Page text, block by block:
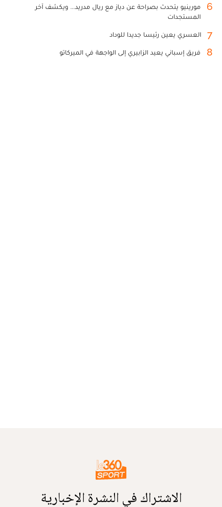
6
مورينيو يتحدث بصراحة عن دياز مع ريال مدريد... ويكشف آخر
المستجدات
7 العسري يعين رئيسا جديدا للوداد
8 فريق إسباني يعيد الزابيري إلى الواجهة في الميركاتو
الاشتراك في النشرة الإخبارية